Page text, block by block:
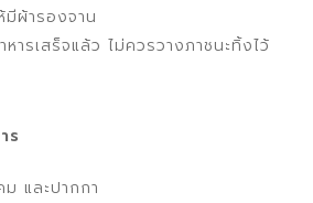
มีผ้ารองจาน
หารเสร็จแล้ว ไม่ควรวางภาชนะทิ้งไว้
ร
และปากกา